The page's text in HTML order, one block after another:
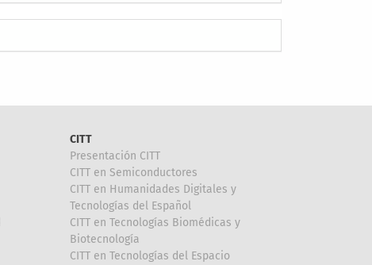
CITT
Presentación CITT
CITT en Semiconductores
CITT en Humanidades Digitales y
Tecnologías del Español
CITT en Tecnologías Biomédicas y
Biotecnología
CITT en Tecnologías del Espacio